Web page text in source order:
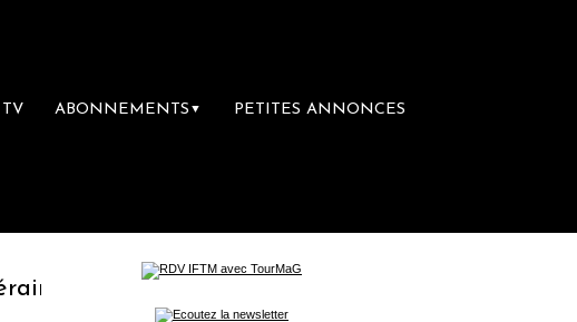
TV ABONNEMENTS ▼ PETITES ANNONCES
première librairie du voyage